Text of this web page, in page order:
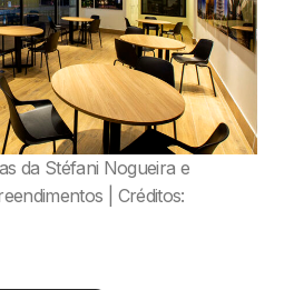
da Stéfani Nogueira e
| Créditos: